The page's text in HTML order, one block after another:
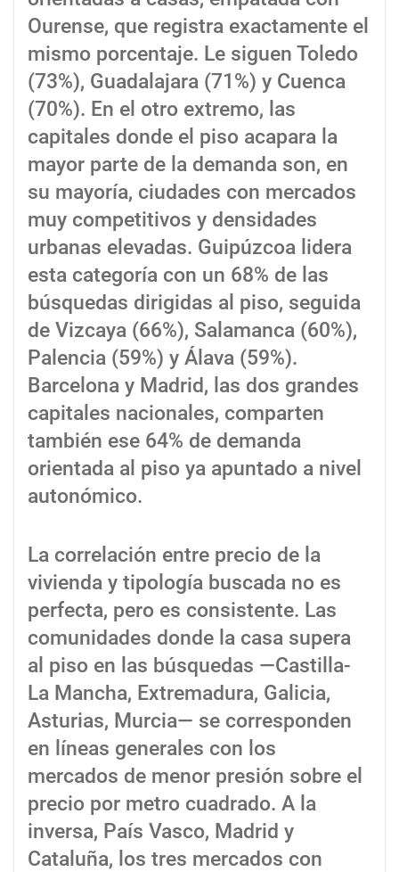
Ourense, que registra exactamente el
mismo porcentaje. Le siguen Toledo
(73%), Guadalajara (71%) y Cuenca
(70%). En el otro extremo, las
capitales donde el piso acapara la
mayor parte de la demanda son, en
su mayoría, ciudades con mercados
muy competitivos y densidades
urbanas elevadas. Guipúzcoa lidera
esta categoría con un 68% de las
búsquedas dirigidas al piso, seguida
de Vizcaya (66%), Salamanca (60%),
Palencia (59%) y Álava (59%).
Barcelona y Madrid, las dos grandes
capitales nacionales, comparten
también ese 64% de demanda
orientada al piso ya apuntado a nivel
autonómico.
La correlación entre precio de la
vivienda y tipología buscada no es
perfecta, pero es consistente. Las
comunidades donde la casa supera
al piso en las búsquedas —Castilla-
La Mancha, Extremadura, Galicia,
Asturias, Murcia— se corresponden
en líneas generales con los
mercados de menor presión sobre el
precio por metro cuadrado. A la
inversa, País Vasco, Madrid y
Cataluña, los tres mercados con